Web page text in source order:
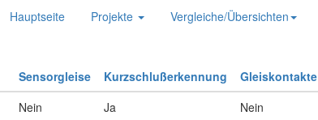
Hauptseite Projekte Vergleiche/Übersichten
Sensorgleise Kurzschlußerkennung Gleiskontakte
Nein Ja Nein